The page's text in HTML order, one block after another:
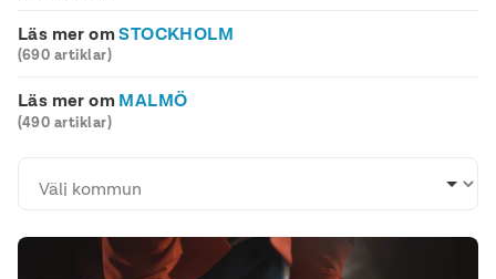
Läs mer omSTOCKHOLM
(690 artiklar)
Läs mer omMALMÖ
(490 artiklar)